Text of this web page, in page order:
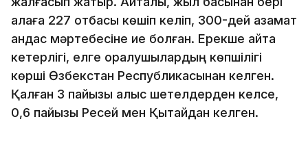
қалаға 227 отбасы көшіп келіп, 300-дей азамат
қандас мәртебесіне ие болған. Ерекше айта
кетерлігі, елге оралушылардың көпшілігі
көрші Өзбекстан Республикасынан келген.
Қалған 3 пайызы алыс шетелдерден келсе,
0,6 пайызы Ресей мен Қытайдан келген.